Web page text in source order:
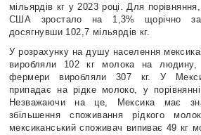
мільярдів кг у 2023 році. Для
США зростало на 1,3% щорічно за
досягнувши 102,7 мільярдів кг.
У розрахунку на душу населення
виробляли 102 кг молока на людину,
фермери виробляли 307 кг. У
припадає на рідке молоко, у
Незважаючи на це, Мексика має
збільшення споживання рідкого
мексиканський споживач випиває 49 кг